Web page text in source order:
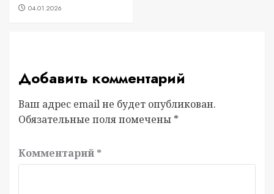
04.01.2026
Добавить комментарий
Ваш адрес email не будет опубликован.
Обязательные поля помечены *
Комментарий *